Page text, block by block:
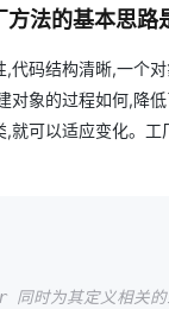
法的基本思路
代码结构清晰,一个
对象的过程如何,降
就可以适应变化。
同时为其定义相关的